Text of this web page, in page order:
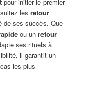
lesretour
de ses succès. Que
ou unretour
ses rituels à
il garantit un
les plus